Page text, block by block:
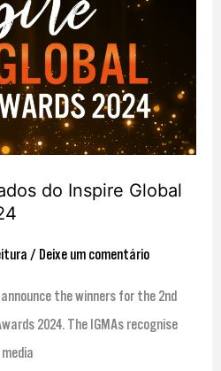
do Inspire Global
/ Deixe um comentário
the winners for the 2nd
2024. The IGMAs recognise